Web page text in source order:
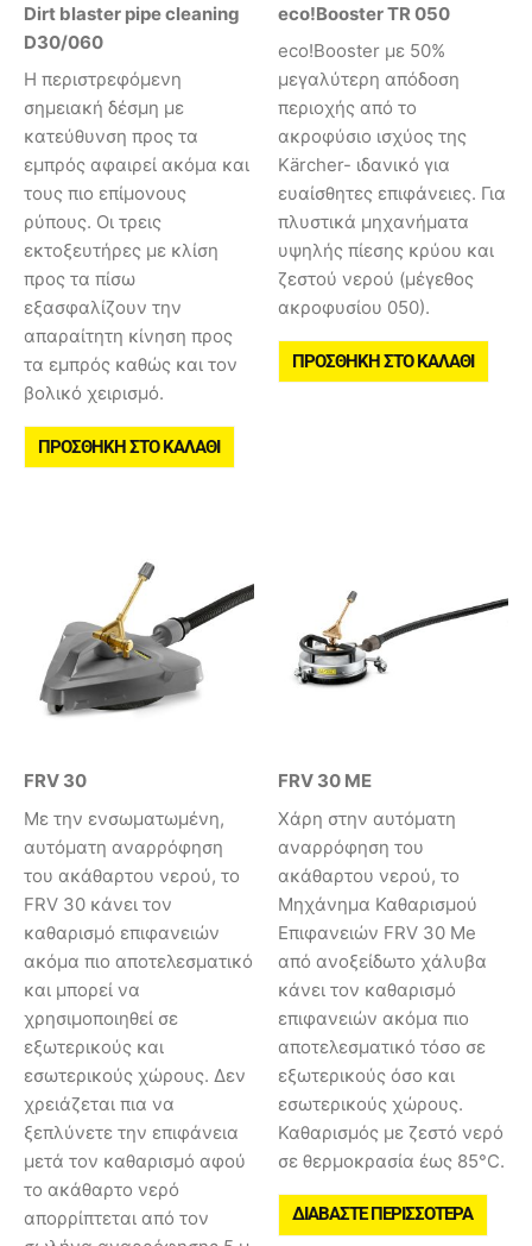
Dirt blaster pipe cleaning
D30/060
Η περιστρεφόμενη
σημειακή δέσμη με
κατεύθυνση προς τα
εμπρός αφαιρεί ακόμα και
τους πιο επίμονους
ρύπους. Οι τρεις
εκτοξευτήρες με κλίση
προς τα πίσω
εξασφαλίζουν την
απαραίτητη κίνηση προς
τα εμπρός καθώς και τον
βολικό χειρισμό.
ΠΡΟΣΘΉΚΗ ΣΤΟ ΚΑΛΆΘΙ
eco!Booster TR 050
eco!Booster με 50%
μεγαλύτερη απόδοση
περιοχής από το
ακροφύσιο ισχύος της
Kärcher- ιδανικό για
ευαίσθητες επιφάνειες. Για
πλυστικά μηχανήματα
υψηλής πίεσης κρύου και
ζεστού νερού (μέγεθος
ακροφυσίου 050).
ΠΡΟΣΘΉΚΗ ΣΤΟ ΚΑΛΆΘΙ
FRV 30
Με την ενσωματωμένη,
αυτόματη αναρρόφηση
του ακάθαρτου νερού, το
FRV 30 κάνει τον
καθαρισμό επιφανειών
ακόμα πιο αποτελεσματικό
και μπορεί να
χρησιμοποιηθεί σε
εξωτερικούς και
εσωτερικούς χώρους. Δεν
χρειάζεται πια να
ξεπλύνετε την επιφάνεια
μετά τον καθαρισμό αφού
το ακάθαρτο νερό
απορρίπτεται από τον
FRV 30 ME
Χάρη στην αυτόματη
αναρρόφηση του
ακάθαρτου νερού, το
Μηχάνημα Καθαρισμού
Επιφανειών FRV 30 Me
από ανοξείδωτο χάλυβα
κάνει τον καθαρισμό
επιφανειών ακόμα πιο
αποτελεσματικό τόσο σε
εξωτερικούς όσο και
εσωτερικούς χώρους.
Καθαρισμός με ζεστό νερό
σε θερμοκρασία έως 85°C.
ΔΙΑΒΆΣΤΕ ΠΕΡΙΣΣΌΤΕΡΑ